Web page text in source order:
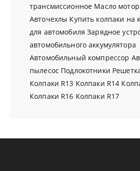
трансмиссионное Масло
Авточехлы Купить колпаки на
для автомобиля Зарядное
автомобильного аккумулятора
Автомобильный компрессор
пылесос Подлокотники
Колпаки R13 Колпаки R14
Колпаки R16 Колпаки R17